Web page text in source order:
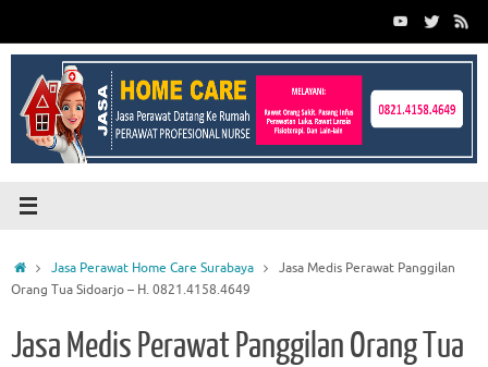
content
HomeJasa Perawat Home Care Surabaya
Jasa Medis Perawat Panggilan
Orang Tua Sidoarjo – H. 0821.4158.4649
Jasa Medis Perawat Panggilan Orang Tua